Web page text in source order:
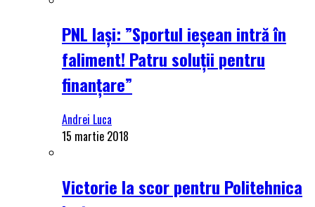
PNL Iași: ”Sportul ieșean intră în
faliment! Patru soluții pentru
finanțare”
Andrei Luca
15 martie 2018
Victorie la scor pentru Politehnica